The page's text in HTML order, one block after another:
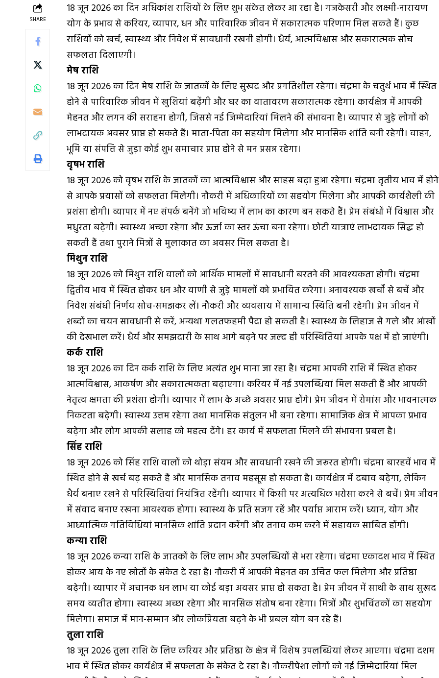
SHARE
18 जून 2026 का दिन अधिकांश राशियों के लिए शुभ संकेत लेकर आ रहा है। गजकेसरी और लक्ष्मी-नारायण
योग के प्रभाव से करियर, व्यापार, धन और पारिवारिक जीवन में सकारात्मक परिणाम मिल सकते हैं। कुछ
राशियों को खर्च, स्वास्थ्य और निवेश में सावधानी रखनी होगी। धैर्य, आत्मविश्वास और सकारात्मक सोच
सफलता दिलाएगी।
मेष राशि
18 जून 2026 का दिन मेष राशि के जातकों के लिए सुखद और प्रगतिशील रहेगा। चंद्रमा के चतुर्थ भाव में स्थित
होने से पारिवारिक जीवन में खुशियां बढ़ेंगी और घर का वातावरण सकारात्मक रहेगा। कार्यक्षेत्र में आपकी
मेहनत और लगन की सराहना होगी, जिससे नई जिम्मेदारियां मिलने की संभावना है। व्यापार से जुड़े लोगों को
लाभदायक अवसर प्राप्त हो सकते हैं। माता-पिता का सहयोग मिलेगा और मानसिक शांति बनी रहेगी। वाहन,
भूमि या संपत्ति से जुड़ा कोई शुभ समाचार प्राप्त होने से मन प्रसन्न रहेगा।
वृषभ राशि
18 जून 2026 को वृषभ राशि के जातकों का आत्मविश्वास और साहस बढ़ा हुआ रहेगा। चंद्रमा तृतीय भाव में होने
से आपके प्रयासों को सफलता मिलेगी। नौकरी में अधिकारियों का सहयोग मिलेगा और आपकी कार्यशैली की
प्रशंसा होगी। व्यापार में नए संपर्क बनेंगे जो भविष्य में लाभ का कारण बन सकते हैं। प्रेम संबंधों में विश्वास और
मधुरता बढ़ेगी। स्वास्थ्य अच्छा रहेगा और ऊर्जा का स्तर ऊंचा बना रहेगा। छोटी यात्राएं लाभदायक सिद्ध हो
सकती हैं तथा पुराने मित्रों से मुलाकात का अवसर मिल सकता है।
मिथुन राशि
18 जून 2026 को मिथुन राशि वालों को आर्थिक मामलों में सावधानी बरतने की आवश्यकता होगी। चंद्रमा
द्वितीय भाव में स्थित होकर धन और वाणी से जुड़े मामलों को प्रभावित करेगा। अनावश्यक खर्चों से बचें और
निवेश संबंधी निर्णय सोच-समझकर लें। नौकरी और व्यवसाय में सामान्य स्थिति बनी रहेगी। प्रेम जीवन में
शब्दों का चयन सावधानी से करें, अन्यथा गलतफहमी पैदा हो सकती है। स्वास्थ्य के लिहाज से गले और आंखों
की देखभाल करें। धैर्य और समझदारी के साथ आगे बढ़ने पर जल्द ही परिस्थितियां आपके पक्ष में हो जाएंगी।
कर्क राशि
18 जून 2026 का दिन कर्क राशि के लिए अत्यंत शुभ माना जा रहा है। चंद्रमा आपकी राशि में स्थित होकर
आत्मविश्वास, आकर्षण और सकारात्मकता बढ़ाएगा। करियर में नई उपलब्धियां मिल सकती हैं और आपकी
नेतृत्व क्षमता की प्रशंसा होगी। व्यापार में लाभ के अच्छे अवसर प्राप्त होंगे। प्रेम जीवन में रोमांस और भावनात्मक
निकटता बढ़ेगी। स्वास्थ्य उत्तम रहेगा तथा मानसिक संतुलन भी बना रहेगा। सामाजिक क्षेत्र में आपका प्रभाव
बढ़ेगा और लोग आपकी सलाह को महत्व देंगे। हर कार्य में सफलता मिलने की संभावना प्रबल है।
सिंह राशि
18 जून 2026 को सिंह राशि वालों को थोड़ा संयम और सावधानी रखने की जरूरत होगी। चंद्रमा बारहवें भाव में
स्थित होने से खर्च बढ़ सकते हैं और मानसिक तनाव महसूस हो सकता है। कार्यक्षेत्र में दबाव बढ़ेगा, लेकिन
धैर्य बनाए रखने से परिस्थितियां नियंत्रित रहेंगी। व्यापार में किसी पर अत्यधिक भरोसा करने से बचें। प्रेम जीवन
में संवाद बनाए रखना आवश्यक होगा। स्वास्थ्य के प्रति सजग रहें और पर्याप्त आराम करें। ध्यान, योग और
आध्यात्मिक गतिविधियां मानसिक शांति प्रदान करेंगी और तनाव कम करने में सहायक साबित होंगी।
कन्या राशि
18 जून 2026 कन्या राशि के जातकों के लिए लाभ और उपलब्धियों से भरा रहेगा। चंद्रमा एकादश भाव में स्थित
होकर आय के नए स्रोतों के संकेत दे रहा है। नौकरी में आपकी मेहनत का उचित फल मिलेगा और प्रतिष्ठा
बढ़ेगी। व्यापार में अचानक धन लाभ या कोई बड़ा अवसर प्राप्त हो सकता है। प्रेम जीवन में साथी के साथ सुखद
समय व्यतीत होगा। स्वास्थ्य अच्छा रहेगा और मानसिक संतोष बना रहेगा। मित्रों और शुभचिंतकों का सहयोग
मिलेगा। समाज में मान-सम्मान और लोकप्रियता बढ़ने के भी प्रबल योग बन रहे हैं।
तुला राशि
18 जून 2026 तुला राशि के लिए करियर और प्रतिष्ठा के क्षेत्र में विशेष उपलब्धियां लेकर आएगा। चंद्रमा दशम
भाव में स्थित होकर कार्यक्षेत्र में सफलता के संकेत दे रहा है। नौकरीपेशा लोगों को नई जिम्मेदारियां मिल